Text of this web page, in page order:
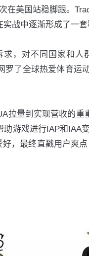
美国站稳脚跟。
战中逐渐形成了一套
，对不同国家和
了全球热爱体育
量到实现营收的
游戏进行IAP和
，最终直戳用户爽